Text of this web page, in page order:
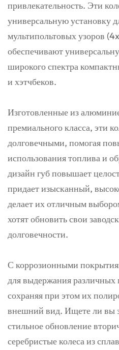
привлекательность. Эти
универсальную установку
мультипольтовых узоров
обеспечивают
широкого спектра
и хэтчбеков.
Изготовленные из
премиального класса, эти
долговечными, помогая
использования топлива и
дизайн губ повышает
придает изысканный,
делает их отличным
хотят обновить свои
долговечности.
С коррозионными
для выдержания различных
сохраняя при этом их
внешний вид. Ищете ли вы
стильное обновление
серебристые колеса из